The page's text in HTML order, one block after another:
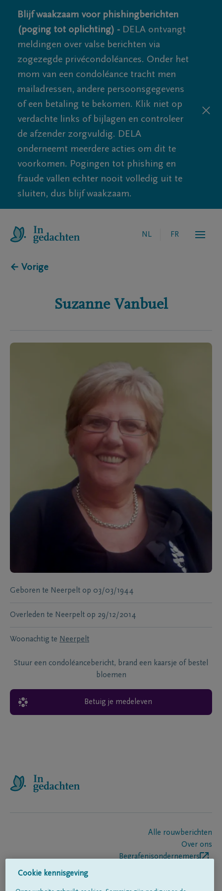
Blijf waakzaam voor phishingberichten
(poging tot oplichting) - DELA ontvangt
meldingen over valse berichten via
zogezegde privécondoléances. Onder het
mom van een condoléance tracht men
mailadressen, andere persoonsgegevens
of een betaling te bekomen. Klik niet op
verdachte links of bijlagen en controleer
de afzender zorgvuldig. DELA
onderneemt meerdere acties om dit te
voorkomen. Pogingen tot phishing en
fraude vallen echter nooit volledig uit te
sluiten, dus blijf waakzaam.
NL FR
← Vorige
Suzanne Vanbuel
Geboren te Neerpelt op 03/03/1944
Overleden te Neerpelt op 29/12/2014
Woonachtig te Neerpelt
Stuur een condoléancebericht, brand een kaarsje of bestel
bloemen
Betuig je medeleven
Alle rouwberichten
Over ons
Begrafenisondernemers
Cookie kennisgeving